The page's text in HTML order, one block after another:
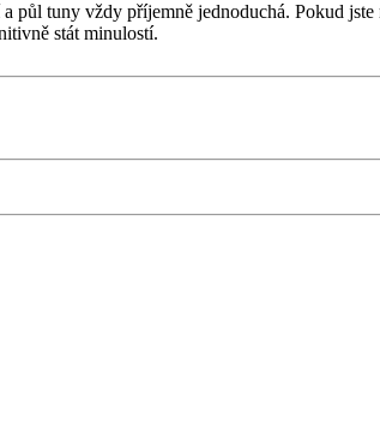
půl tuny vždy příjemně jednoduchá. Pokud
stát minulostí.